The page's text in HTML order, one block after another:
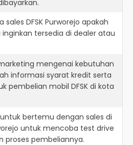
sales DFSK Purworejo apakah
tersedia di dealer atau
mengenai kebutuhan
informasi syarat kredit serta
pembelian mobil DFSK di kota
bertemu dengan sales di
untuk mencoba test drive
proses pembeliannya.